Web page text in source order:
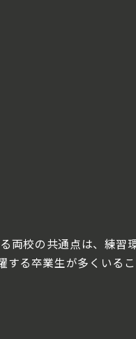
両校の共通点は、練習
る卒業生が多くいる